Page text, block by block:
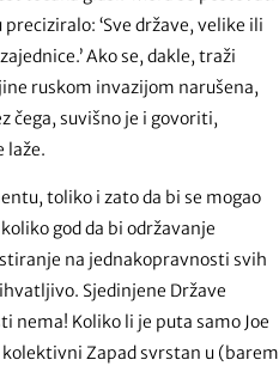
‘Sve države, velike ili
Ako se, dakle, traži
ruskom invazijom narušena,
čega, suvišno je i govoriti,
laže.
toliko i zato da bi se mogao
god da bi održavanje
na jednakopravnosti svih
Sjedinjene Države
nema! Koliko li je puta samo Joe
kolektivni Zapad svrstan u (barem